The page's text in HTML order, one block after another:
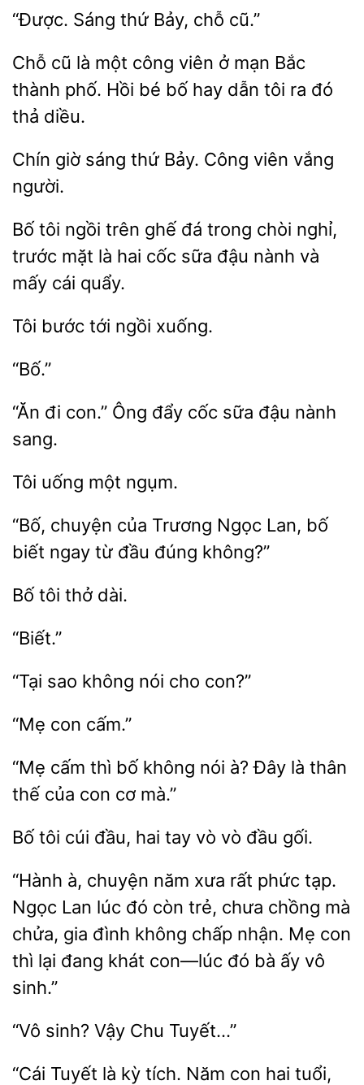
Sáng thứ cũ.”
Chỗ cũ là công
ở mạn Bắc
thành
Hồi bé bố hay dẫn tôi ra đó
thả diều.
giờ thứ Bảy. Công viên vắng
Bố tôi trên ghế đá
chòi nghỉ,
mặt là hai cốc sữa đậu nành và
mấy cái quẩy.
bước ngồi
“Bố.”
“Ăn Ông đẩy cốc sữa đậu nành
Tôi
“Bố, chuyện của
Ngọc Lan, bố
ngay
đầu đúng không?”
Bố
“Biết.”
“Tại không nói
thì bố không nói à? Đây là thân
thế của
cơ mà.”
Bố cúi đầu, tay vò đầu gối.
“Hành à, chuyện năm xưa rất phức tạp.
Ngọc Lan lúc đó còn trẻ, chưa
mà
chửa,
đình không chấp nhận. Mẹ
thì lại đang khát con—lúc đó bà ấy vô
sinh.”
“Vô sinh?
“Cái Tuyết
kỳ tích. Năm con hai tuổi,